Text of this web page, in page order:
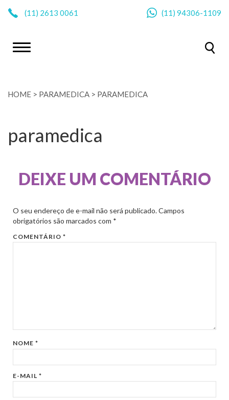
(11) 2613 0061 (11) 94306-1109
HOME > PARAMEDICA > PARAMEDICA
paramedica
DEIXE UM COMENTÁRIO
O seu endereço de e-mail não será publicado. Campos
obrigatórios são marcados com *
COMENTÁRIO*
NOME*
E-MAIL*